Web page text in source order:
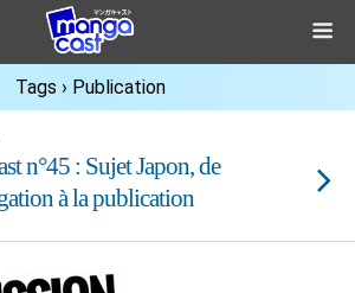
Tags › Publication
n°45 : Sujet Japon, de
à la publication